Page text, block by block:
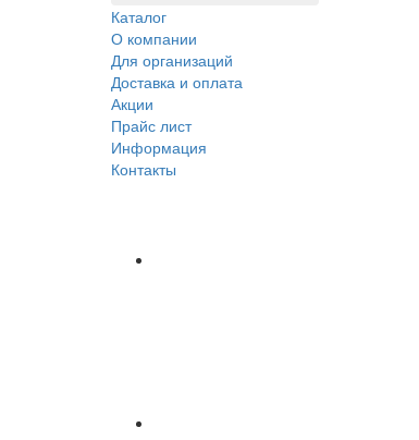
Каталог
О компании
Для организаций
Доставка и оплата
Акции
Прайс лист
Информация
Контакты